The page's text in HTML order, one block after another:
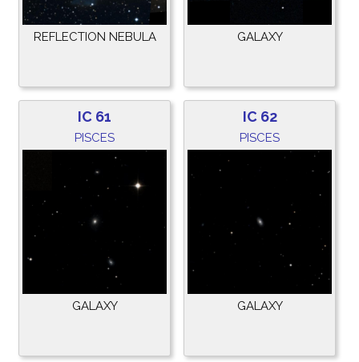
REFLECTION NEBULA GALAXY
IC 61
PISCES
GALAXY
IC 62
PISCES
GALAXY